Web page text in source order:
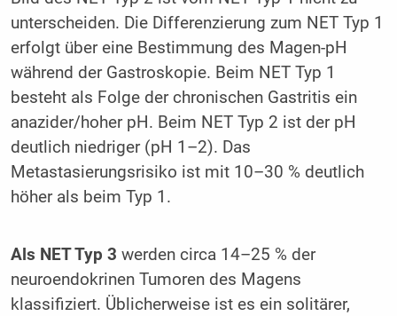
unterscheiden. Die Differenzierung zum NET Typ 1
erfolgt über eine Bestimmung des Magen-pH
während der Gastroskopie. Beim NET Typ 1
besteht als Folge der chronischen Gastritis ein
anazider/hoher pH. Beim NET Typ 2 ist der pH
deutlich niedriger (pH 1–2). Das
Metastasierungsrisiko ist mit 10–30 % deutlich
höher als beim Typ 1.
Als NET Typ 3 werden circa 14–25 % der
neuroendokrinen Tumoren des Magens
klassifiziert. Üblicherweise ist es ein solitärer,